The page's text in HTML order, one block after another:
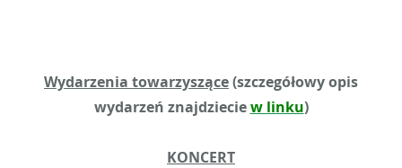
Wydarzenia towarzyszące(szczegółowy opis
wydarzeń znajdzieciew linku)
KONCERT